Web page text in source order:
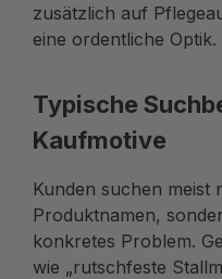
zusätzlich auf
eine ordentliche Optik.
Typische
Kaufmotive
Kunden suchen meist
Produktnamen,
konkretes Problem.
wie „rutschfeste